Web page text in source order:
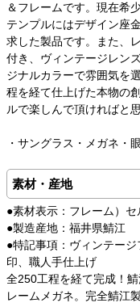
＆フレームです。現在希
テンプルにはデザイン座
求した製品です。また、
付き、ヴィンテージレン
ジナルカラーで雰囲気を
程を経て仕上げた本物の
ルで楽しんで頂ければと思
・サングラス・メガネ・
素材・産地
●素材表示：フレーム）セ
●製造産地：福井県鯖江
●特記事項：ヴィンテー
印、職人手仕上げ
全250工程を経て完成！
レームメガネ。完全鯖江